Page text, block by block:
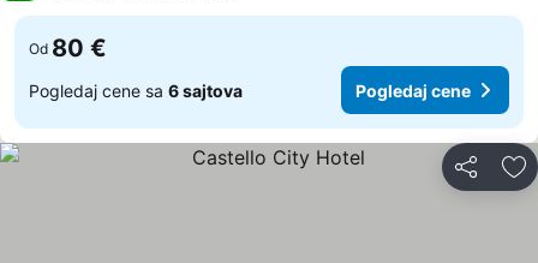
Od 80 €
Pogledaj cene sa 6 sajtova Pogledaj cene
Deli